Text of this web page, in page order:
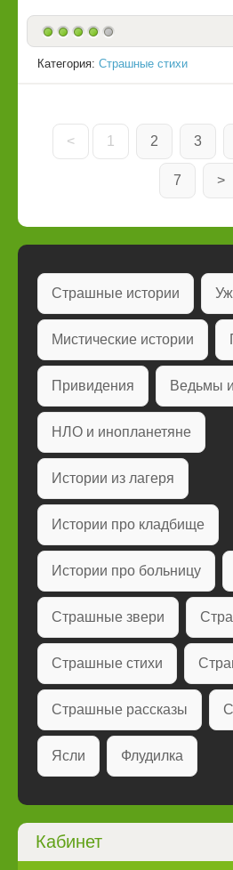
Категория: Страшные стихи
< 1 2 3
7 >
Страшные истории
Мистические истории
Привидения Ведьмы
НЛО и инопланетяне
Истории из лагеря
Истории про кладбище
Истории про больницу
Страшные звери
Страшные стихи
Страшные рассказы
Ясли Флудилка
Кабинет